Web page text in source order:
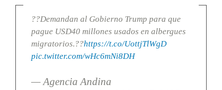
??Demandan al Gobierno Trump para que
pague USD40 millones usados en albergues
migratorios.??https://t.co/UottjTlWgD
pic.twitter.com/wHc6mNi8DH
— Agencia Andina